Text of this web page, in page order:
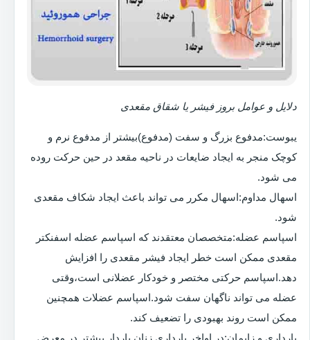
دلایل و عوامل بروز فیشر یا شقاق مقعدی
یبوست:مدفوع بزرگ و سفت (مدفوع)بیشتر از مدفوع نرم و
کوچک منجر به ایجاد ضایعات در ناحیه مقعد در حین حرکت روده
می شود.
اسهال مداوم:اسهال مکرر می تواند باعث ایجاد شکاف مقعدی
شود.
اسپاسم عضله:متخصصان معتقدند که اسپاسم عضله اسفنکتر
مقعدی ممکن است خطر ایجاد فیشر مقعدی را افزایش
دهد.اسپاسم حرکتی مختصر و خودکار عضلانی است،وقتی
عضله می تواند ناگهان سفت شود.اسپاسم عضلات همچنین
ممکن است روند بهبودی را تضعیف کند.
بارداری و زایمان:در اواخر بارداری زنان باردار بیشتر در معرض